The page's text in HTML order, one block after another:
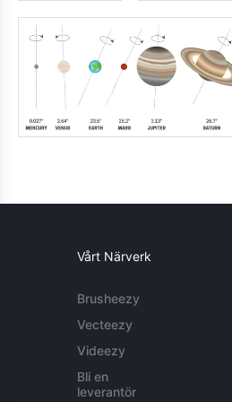
Vårt Närverk
Brusheezy
Vecteezy
Videezy
Bli en
leverantör